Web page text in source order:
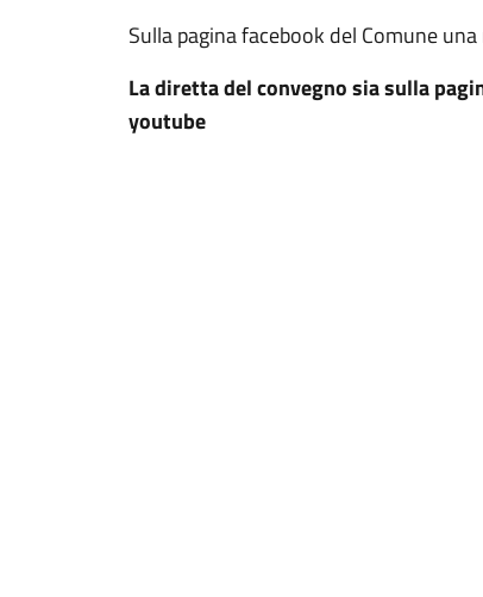
Sulla pagina facebook del Comune
La diretta del convegno sia sulla
youtube